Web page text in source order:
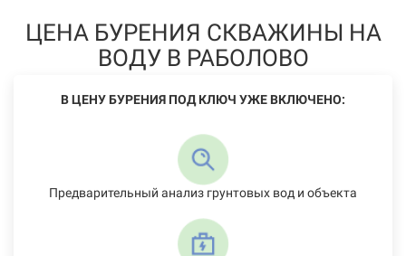
ЦЕНА БУРЕНИЯ СКВАЖИНЫ НА
ВОДУ В РАБОЛОВО
В ЦЕНУ БУРЕНИЯ ПОД КЛЮЧ УЖЕ ВКЛЮЧЕНО:
Предварительный анализ грунтовых вод и объекта